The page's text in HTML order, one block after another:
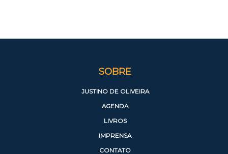
SOBRE
JUSTINO DE OLIVEIRA
AGENDA
LIVROS
IMPRENSA
CONTATO